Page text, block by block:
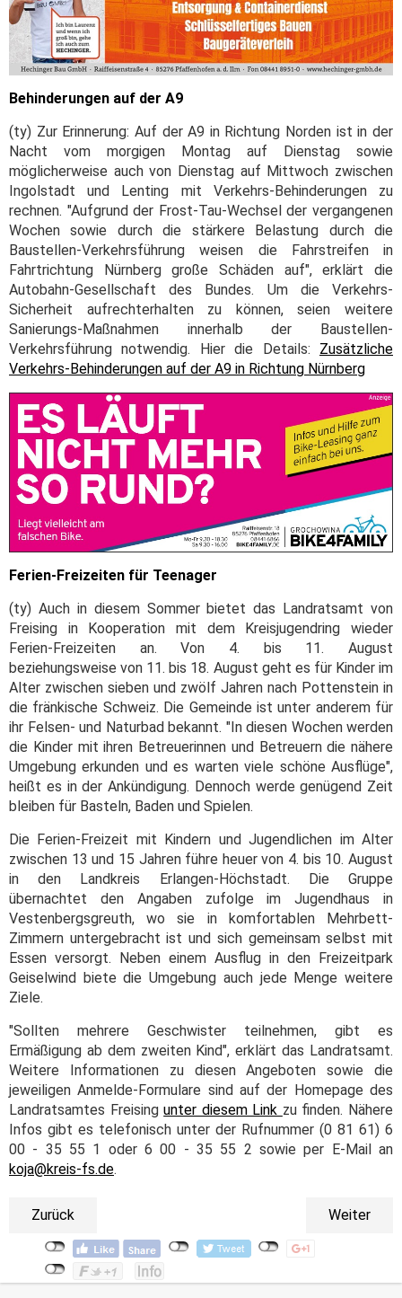
Behinderungen auf der A9
(ty) Zur Erinnerung: Auf der A9 in Richtung Norden ist in der
Nacht vom morgigen Montag auf Dienstag sowie
möglicherweise auch von Dienstag auf Mittwoch zwischen
Ingolstadt und Lenting mit Verkehrs-Behinderungen zu
rechnen. "Aufgrund der Frost-Tau-Wechsel der vergangenen
Wochen sowie durch die stärkere Belastung durch die
Baustellen-Verkehrsführung weisen die Fahrstreifen in
Fahrtrichtung Nürnberg große Schäden auf", erklärt die
Autobahn-Gesellschaft des Bundes. Um die Verkehrs-
Sicherheit aufrechterhalten zu können, seien weitere
Sanierungs-Maßnahmen innerhalb der Baustellen-
Verkehrsführung notwendig. Hier die Details: Zusätzliche
Verkehrs-Behinderungen auf der A9 in Richtung Nürnberg
Ferien-Freizeiten für Teenager
(ty) Auch in diesem Sommer bietet das Landratsamt von
Freising in Kooperation mit dem Kreisjugendring wieder
Ferien-Freizeiten an. Von 4. bis 11. August
beziehungsweise von 11. bis 18. August geht es für Kinder im
Alter zwischen sieben und zwölf Jahren nach Pottenstein in
die fränkische Schweiz. Die Gemeinde ist unter anderem für
ihr Felsen- und Naturbad bekannt. "In diesen Wochen werden
die Kinder mit ihren Betreuerinnen und Betreuern die nähere
Umgebung erkunden und es warten viele schöne Ausflüge",
heißt es in der Ankündigung. Dennoch werde genügend Zeit
bleiben für Basteln, Baden und Spielen.
Die Ferien-Freizeit mit Kindern und Jugendlichen im Alter
zwischen 13 und 15 Jahren führe heuer von 4. bis 10. August
in den Landkreis Erlangen-Höchstadt. Die Gruppe
übernachtet den Angaben zufolge im Jugendhaus in
Vestenbergsgreuth, wo sie in komfortablen Mehrbett-
Zimmern untergebracht ist und sich gemeinsam selbst mit
Essen versorgt. Neben einem Ausflug in den Freizeitpark
Geiselwind biete die Umgebung auch jede Menge weitere
Ziele.
"Sollten mehrere Geschwister teilnehmen, gibt es
Ermäßigung ab dem zweiten Kind", erklärt das Landratsamt.
Weitere Informationen zu diesen Angeboten sowie die
jeweiligen Anmelde-Formulare sind auf der Homepage des
Landratsamtes Freisingunter diesem Link zu finden. Nähere
Infos gibt es telefonisch unter der Rufnummer (0 81 61) 6
00 - 35 55 1 oder 6 00 - 35 55 2 sowie per E-Mail an
koja@kreis-fs.de.
Zurück Weiter